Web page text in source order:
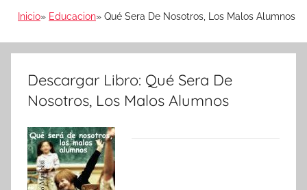
Inicio Educacion Qué Sera De Nosotros, Los Malos Alumnos
Descargar Libro: Qué Sera De
Nosotros, Los Malos Alumnos